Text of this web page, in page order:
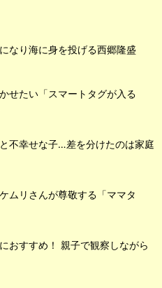
なり海に身を投げる西郷隆盛
せたい「スマートタグが入る
不幸せな子…差を分けたのは家庭
ムリさんが尊敬する「ママタ
おすすめ！ 親子で観察しながら